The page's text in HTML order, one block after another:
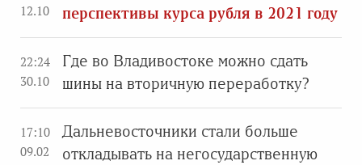
12.10
перспективы курса рубля в 2021 году
22:24
30.10
Где во Владивостоке можно сдать
шины на вторичную переработку?
17:10
09.02
Дальневосточники стали больше
откладывать на негосударственную